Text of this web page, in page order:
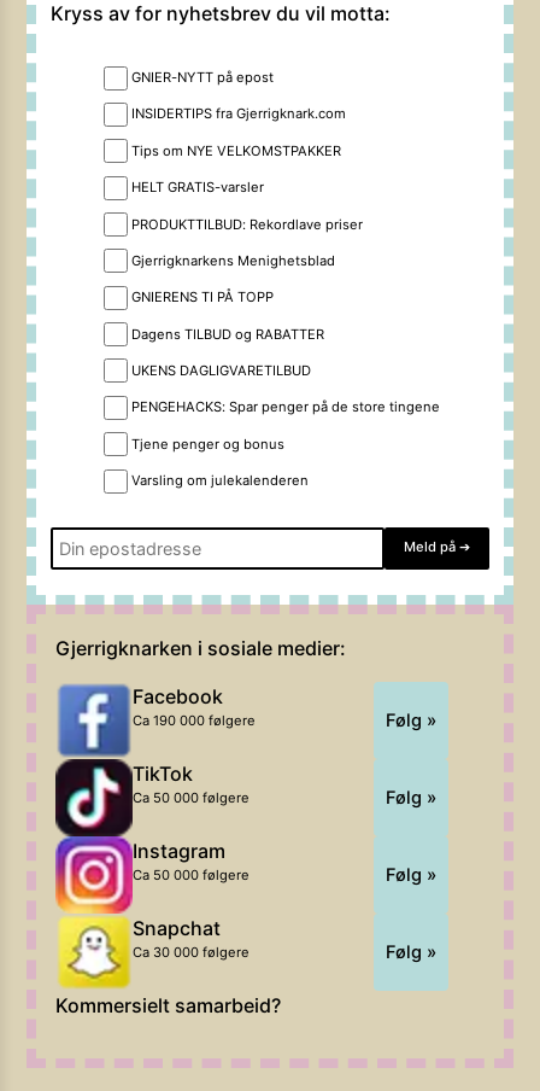
Kryss av for nyhetsbrev du vil motta:
GNIER-NYTT på epost
INSIDERTIPS fra Gjerrigknark.com
Tips om NYE VELKOMSTPAKKER
HELT GRATIS-varsler
PRODUKTTILBUD: Rekordlave priser
Gjerrigknarkens Menighetsblad
GNIERENS TI PÅ TOPP
Dagens TILBUD og RABATTER
UKENS DAGLIGVARETILBUD
PENGEHACKS: Spar penger på de store tingene
Tjene penger og bonus
Varsling om julekalenderen
Meld på ➔
Gjerrigknarken i sosiale medier:
Facebook
Ca 190 000 følgere Følg »
TikTok
Ca 50 000 følgere Følg »
Instagram
Ca 50 000 følgere Følg »
Snapchat
Ca 30 000 følgere Følg »
Kommersielt samarbeid?